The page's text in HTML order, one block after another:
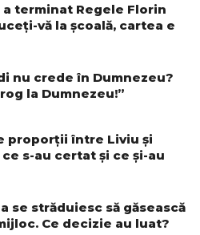
a terminat Regele Florin
vă la școală, cartea e
nu crede în Dumnezeu?
la Dumnezeu!”
proporții între Liviu și
s-au certat și ce și-au
se străduiesc să găsească
Ce decizie au luat?